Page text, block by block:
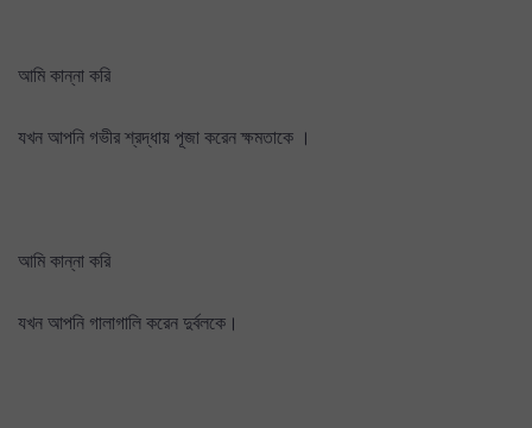
আমি কান্না করি
যখন আপনি গভীর শ্রদ্ধায় পূজা করেন ক্ষমতাকে ।
আমি কান্না করি
যখন আপনি গালাগালি করেন দুর্বলকে।